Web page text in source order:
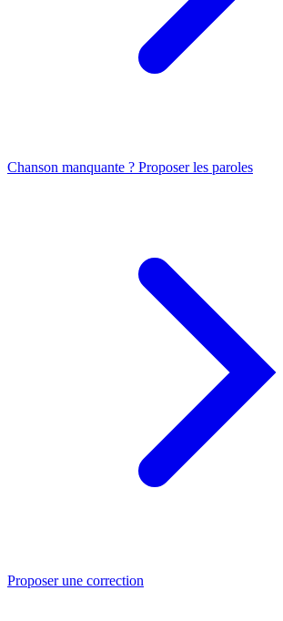
Chanson manquante ? Proposer les paroles
Proposer une correction